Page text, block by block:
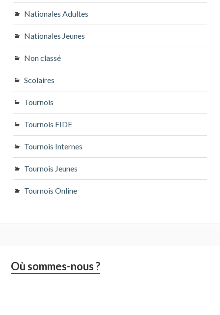
Nationales Adultes
Nationales Jeunes
Non classé
Scolaires
Tournois
Tournois FIDE
Tournois Internes
Tournois Jeunes
Tournois Online
Colonne
Où sommes-nous ?